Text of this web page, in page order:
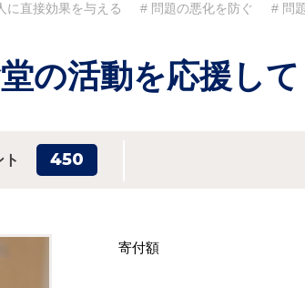
に直接効果を与える 問題の悪化を防ぐ 問
の活動を応援し
450
寄付額